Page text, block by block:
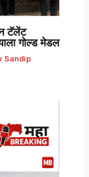
टॅलेंट
गोल्ड मेडल
Sandip